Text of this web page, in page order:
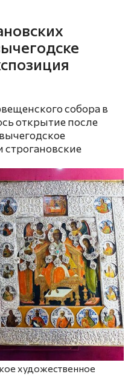
собора в
открытие после
строгановские
художественное